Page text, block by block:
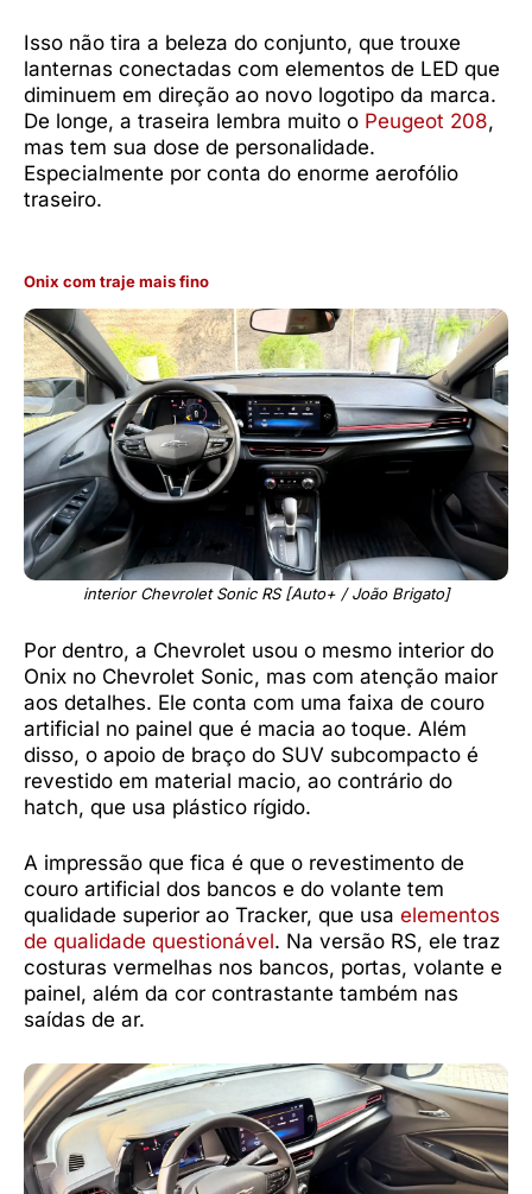
Isso não tira a beleza do conjunto, que trouxe
lanternas conectadas com elementos de LED que
diminuem em direção ao novo logotipo da marca.
De longe, a traseira lembra muito o Peugeot 208,
mas tem sua dose de personalidade.
Especialmente por conta do enorme aerofólio
traseiro.
Onix com traje mais fino
interior Chevrolet Sonic RS [Auto+ / João Brigato]
Por dentro, a Chevrolet usou o mesmo interior do
Onix no Chevrolet Sonic, mas com atenção maior
aos detalhes. Ele conta com uma faixa de couro
artificial no painel que é macia ao toque. Além
disso, o apoio de braço do SUV subcompacto é
revestido em material macio, ao contrário do
hatch, que usa plástico rígido.
A impressão que fica é que o revestimento de
couro artificial dos bancos e do volante tem
qualidade superior ao Tracker, que usa elementos
de qualidade questionável. Na versão RS, ele traz
costuras vermelhas nos bancos, portas, volante e
painel, além da cor contrastante também nas
saídas de ar.